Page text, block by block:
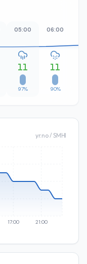
05:00
11
97%
06:00
11
90%
yr.no / SMHI
17:00 21:00